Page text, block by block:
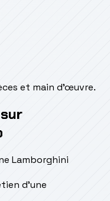
et main d'œuvre.
Lamborghini
d’une